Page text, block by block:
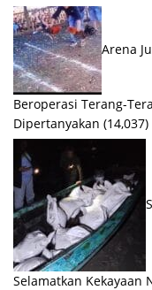
Arena
Beroperasi Terang-
Dipertanyakan (14,037)
Selamatkan Kekayaan